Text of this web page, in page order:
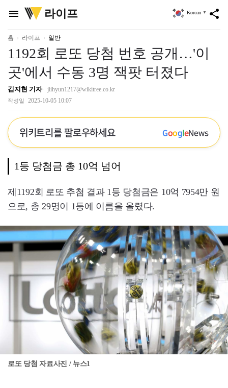
menu
위
키
리
라이프 share
Korean ▼
홈 라이프 일반
1192회 로또 당첨 번호 공개…'이
곳'에서 수동 3명 잭팟 터졌다
김지현 기자 jiihyun1217@wikitree.co.kr
작성일 2025-10-05 10:07
위키트리를 팔로우하세요 GoogleNews
1등 당첨금 총 10억 넘어
제1192회 로또 추첨 결과 1등 당첨금은 10억 7954만 원
으로, 총 29명이 1등에 이름을 올렸다.
로또 당첨 자료사진 / 뉴스1